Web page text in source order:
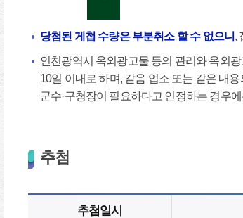
당첨된 게첩 수량은 부분취소 할 수 없으니 ,
인천광역시 옥외광고물 등의 관리와 옥외
10일 이내로 하며, 같음 업소 또는 같은 내
군수·구청장이 필요하다고 인정하는 경우
추첨
추첨일시